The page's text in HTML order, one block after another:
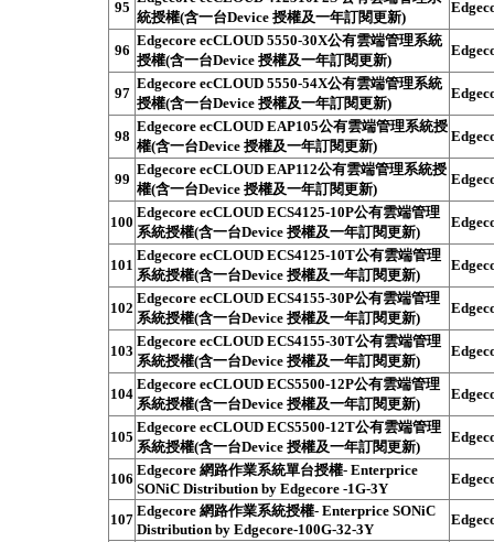
95
統授權(含一台Device 授權及一年訂閱更新)
96
Edgecore ecCLOUD 5550-30X公有雲端管理系統
授權(含一台Device 授權及一年訂閱更新)
97
Edgecore ecCLOUD 5550-54X公有雲端管理系統
授權(含一台Device 授權及一年訂閱更新)
98
Edgecore ecCLOUD EAP105公有雲端管理系統授
權(含一台Device 授權及一年訂閱更新)
99
Edgecore ecCLOUD EAP112公有雲端管理系統授
權(含一台Device 授權及一年訂閱更新)
100
Edgecore ecCLOUD ECS4125-10P公有雲端管理
系統授權(含一台Device 授權及一年訂閱更新)
101
Edgecore ecCLOUD ECS4125-10T公有雲端管理
系統授權(含一台Device 授權及一年訂閱更新)
102
Edgecore ecCLOUD ECS4155-30P公有雲端管理
系統授權(含一台Device 授權及一年訂閱更新)
103
Edgecore ecCLOUD ECS4155-30T公有雲端管理
系統授權(含一台Device 授權及一年訂閱更新)
104
Edgecore ecCLOUD ECS5500-12P公有雲端管理
系統授權(含一台Device 授權及一年訂閱更新)
105
Edgecore ecCLOUD ECS5500-12T公有雲端管理
系統授權(含一台Device 授權及一年訂閱更新)
106
Edgecore 網路作業系統單台授權- Enterprice
SONiC Distribution by Edgecore -1G-3Y
107
Edgecore 網路作業系統授權- Enterprice SONiC
Distribution by Edgecore-100G-32-3Y